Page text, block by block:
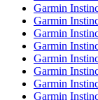
Garmin
Garmin
Garmin
Garmin
Garmin
Garmin
Garmin
Garmin